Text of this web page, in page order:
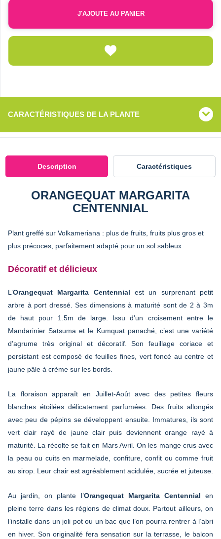
J'AJOUTE AU PANIER
CARACTÉRISTIQUES DE LA PLANTE
Description Caractéristiques
ORANGEQUAT MARGARITA
CENTENNIAL
Plant greffé sur Volkameriana : plus de fruits, fruits plus gros et
plus précoces, parfaitement adapté pour un sol sableux
Décoratif et délicieux
L’Orangequat Margarita Centennial est un surprenant petit
arbre à port dressé. Ses dimensions à maturité sont de 2 à 3m
de haut pour 1.5m de large. Issu d’un croisement entre le
Mandarinier Satsuma et le Kumquat panaché, c’est une variété
d’agrume très original et décoratif. Son feuillage coriace et
persistant est composé de feuilles fines, vert foncé au centre et
jaune pâle à crème sur les bords.
La floraison apparaît en Juillet-Août avec des petites fleurs
blanches étoilées délicatement parfumées. Des fruits allongés
avec peu de pépins se développent ensuite. Immatures, ils sont
vert clair rayé de jaune clair puis deviennent orange rayé à
maturité. La récolte se fait en Mars Avril. On les mange crus avec
la peau ou cuits en marmelade, confiture, confit ou comme fruit
au sirop. Leur chair est agréablement acidulée, sucrée et juteuse.
Au jardin, on plante l’Orangequat Margarita Centennial en
pleine terre dans les régions de climat doux. Partout ailleurs, on
l’installe dans un joli pot ou un bac que l’on pourra rentrer à l’abri
en hiver. Son originalité fera sensation sur la terrasse, le balcon